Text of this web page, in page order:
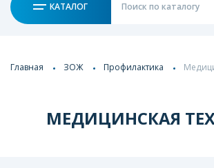
КАТАЛОГ
Главная ЗОЖ Профилактика
МЕДИЦИНСКАЯ